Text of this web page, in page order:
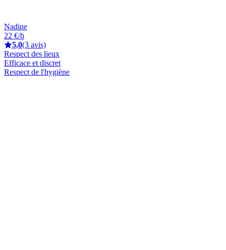
Nadine
22 €/h
5,0(3 avis)
Respect des lieux
Efficace et discret
Respect de l'hygiène